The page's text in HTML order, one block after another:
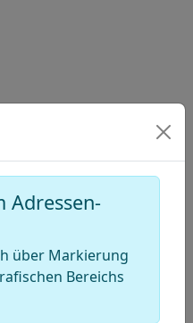
Adressen-
über Markierung
Bereichs